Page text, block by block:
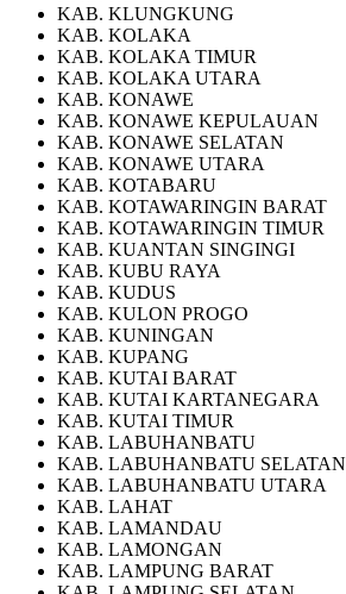
KAB. KLUNGKUNG
KAB. KOLAKA
KAB. KOLAKA TIMUR
KAB. KOLAKA UTARA
KAB. KONAWE
KAB. KONAWE KEPULAUAN
KAB. KONAWE SELATAN
KAB. KONAWE UTARA
KAB. KOTABARU
KAB. KOTAWARINGIN BARAT
KAB. KOTAWARINGIN TIMUR
KAB. KUANTAN SINGINGI
KAB. KUBU RAYA
KAB. KUDUS
KAB. KULON PROGO
KAB. KUNINGAN
KAB. KUPANG
KAB. KUTAI BARAT
KAB. KUTAI KARTANEGARA
KAB. KUTAI TIMUR
KAB. LABUHANBATU
KAB. LABUHANBATU SELATAN
KAB. LABUHANBATU UTARA
KAB. LAHAT
KAB. LAMANDAU
KAB. LAMONGAN
KAB. LAMPUNG BARAT